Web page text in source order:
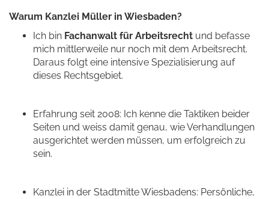
Warum Kanzlei Müller in Wiesbaden?
Ich bin Fachanwalt für Arbeitsrecht und befasse
mich mittlerweile nur noch mit dem Arbeitsrecht.
Daraus folgt eine intensive Spezialisierung auf
dieses Rechtsgebiet.
Erfahrung seit 2008: Ich kenne die Taktiken beider
Seiten und weiss damit genau, wie Verhandlungen
ausgerichtet werden müssen, um erfolgreich zu
sein.
Kanzlei in der Stadtmitte Wiesbadens: Persönliche,